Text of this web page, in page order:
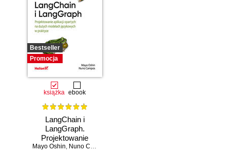
Bestseller
Promocja
książka ebook
LangChain i
LangGraph.
Projektowanie
aplikacji opartych
Mayo Oshin, Nuno Campos